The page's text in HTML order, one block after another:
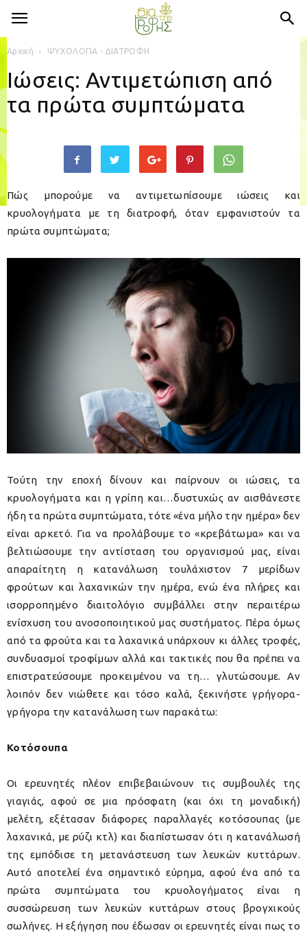
Αρχική ΨΥΧΟΛΟΓΙΑ - ΔΙΑΤΡΟΦΗ
Ιώσεις: Αντιμετώπιση από
τα πρώτα συμπτώματα
Πώς μπορούμε να αντιμετωπίσουμε ιώσεις και
κρυολογήματα με τη διατροφή, όταν εμφανιστούν τα
πρώτα συμπτώματα;
Τούτη την εποχή δίνουν και παίρνουν οι ιώσεις, τα
κρυολογήματα και η γρίπη και…δυστυχώς αν αισθάνεστε
ήδη τα πρώτα συμπτώματα, τότε «ένα μήλο την ημέρα» δεν
είναι αρκετό. Για να προλάβουμε το «κρεβάτωμα» και να
βελτιώσουμε την αντίσταση του οργανισμού μας, είναι
απαραίτητη η κατανάλωση τουλάχιστον 7 μερίδων
φρούτων και λαχανικών την ημέρα, ενώ ένα πλήρες και
ισορροπημένο διαιτολόγιο συμβάλλει στην περαιτέρω
ενίσχυση του ανοσοποιητικού μας συστήματος. Πέρα όμως
από τα φρούτα και τα λαχανικά υπάρχουν κι άλλες τροφές,
συνδυασμοί τροφίμων αλλά και τακτικές που θα πρέπει να
επιστρατεύσουμε προκειμένου να τη… γλυτώσουμε. Αν
λοιπόν δεν νιώθετε και τόσο καλά, ξεκινήστε γρήγορα-
γρήγορα την κατανάλωση των παρακάτω:
Κοτόσουπα
Οι ερευνητές πλέον επιβεβαιώνουν τις συμβουλές της
γιαγιάς, αφού σε μια πρόσφατη (και όχι τη μοναδική)
μελέτη, εξέτασαν διάφορες παραλλαγές κοτόσουπας (με
λαχανικά, με ρύζι κτλ) και διαπίστωσαν ότι η κατανάλωσή
της εμπόδισε τη μετανάστευση των λευκών κυττάρων.
Αυτό αποτελεί ένα σημαντικό εύρημα, αφού ένα από τα
πρώτα συμπτώματα του κρυολογήματος είναι η
συσσώρευση των λευκών κυττάρων στους βρογχικούς
σωλήνες. Η εξήγηση που έδωσαν οι ερευνητές είναι πως το